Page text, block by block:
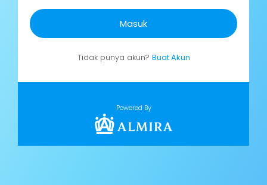
Masuk
Tidak punya akun? Buat Akun
Powered By